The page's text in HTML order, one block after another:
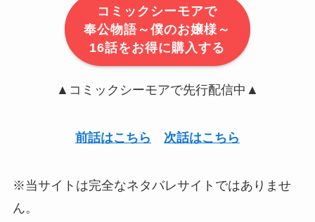
コミックシーモアで
奉公物語～僕のお嬢様～
16話をお得に購入する
▲コミックシーモアで先行配信中▲
前話はこちら 次話はこちら
※当サイトは完全なネタバレサイトではありませ
ん。